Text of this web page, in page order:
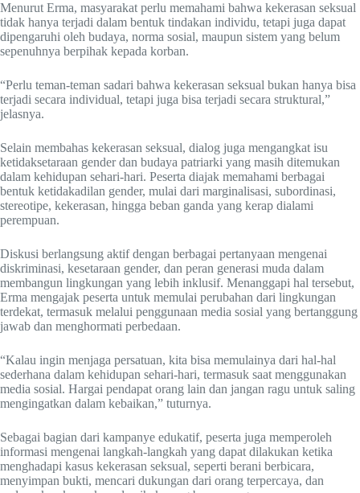
Menurut Erma, masyarakat perlu memahami bahwa kekerasan seksual
tidak hanya terjadi dalam bentuk tindakan individu, tetapi juga dapat
dipengaruhi oleh budaya, norma sosial, maupun sistem yang belum
sepenuhnya berpihak kepada korban.
“Perlu teman-teman sadari bahwa kekerasan seksual bukan hanya bisa
terjadi secara individual, tetapi juga bisa terjadi secara struktural,”
jelasnya.
Selain membahas kekerasan seksual, dialog juga mengangkat isu
ketidaksetaraan gender dan budaya patriarki yang masih ditemukan
dalam kehidupan sehari-hari. Peserta diajak memahami berbagai
bentuk ketidakadilan gender, mulai dari marginalisasi, subordinasi,
stereotipe, kekerasan, hingga beban ganda yang kerap dialami
perempuan.
Diskusi berlangsung aktif dengan berbagai pertanyaan mengenai
diskriminasi, kesetaraan gender, dan peran generasi muda dalam
membangun lingkungan yang lebih inklusif. Menanggapi hal tersebut,
Erma mengajak peserta untuk memulai perubahan dari lingkungan
terdekat, termasuk melalui penggunaan media sosial yang bertanggung
jawab dan menghormati perbedaan.
“Kalau ingin menjaga persatuan, kita bisa memulainya dari hal-hal
sederhana dalam kehidupan sehari-hari, termasuk saat menggunakan
media sosial. Hargai pendapat orang lain dan jangan ragu untuk saling
mengingatkan dalam kebaikan,” tuturnya.
Sebagai bagian dari kampanye edukatif, peserta juga memperoleh
informasi mengenai langkah-langkah yang dapat dilakukan ketika
menghadapi kasus kekerasan seksual, seperti berani berbicara,
menyimpan bukti, mencari dukungan dari orang terpercaya, dan